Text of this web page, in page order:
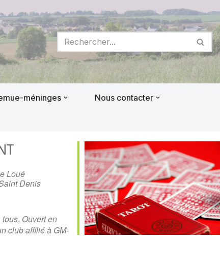
méninges
Nous contacter
Office 365
Loué
Denis
tous, Ouvert en
club affilié à GM-